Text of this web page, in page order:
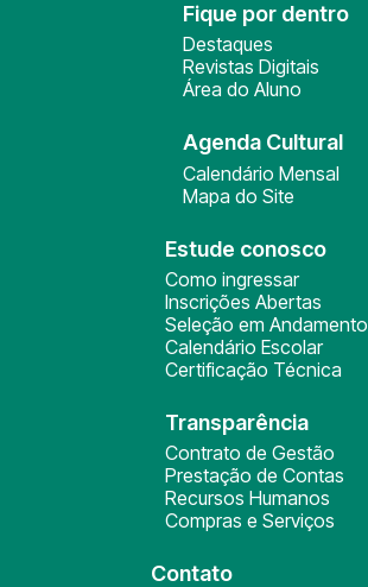
Fique por dentro
Destaques
Revistas Digitais
Área do Aluno
Agenda Cultural
Calendário Mensal
Mapa do Site
Estude conosco
Como ingressar
Inscrições Abertas
Seleção em Andamento
Calendário Escolar
Certificação Técnica
Transparência
Contrato de Gestão
Prestação de Contas
Recursos Humanos
Compras e Serviços
Contato